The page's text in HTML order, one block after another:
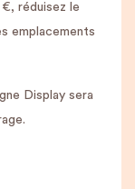
réduisez le
emplacements
Display sera